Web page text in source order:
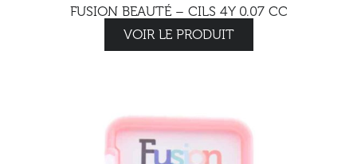
FUSION BEAUTÉ – CILS 4Y 0.07 CC
VOIR LE PRODUIT